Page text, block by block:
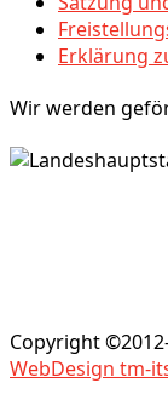
Erklärung
Wir werden
Copyright
WebDesign tm-